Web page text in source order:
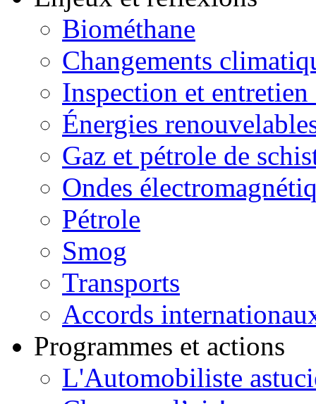
Biométhane
Changements
Inspection et entretien
Énergies
Gaz et pétrole de
Ondes
Pétrole
Smog
Transports
Accords
Programmes et actions
L'Automobiliste